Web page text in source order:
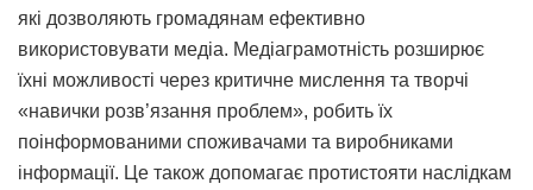
які дозволяють громадянам ефективно
використовувати медіа. Медіаграмотність розширює
їхні можливості через критичне мислення та творчі
«навички розв’язання проблем», робить їх
поінформованими споживачами та виробниками
інформації. Це також допомагає протистояти наслідкам